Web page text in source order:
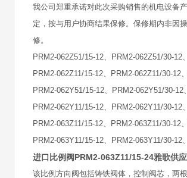
我公司郑重承诺对此次采购销售的机电设备
定，按与用户协商结果保修。保修期内非因
修。
PRM2-062Z51/15-12、PRM2-062Z51/30-
PRM2-062Z11/15-12、PRM2-062Z11/30-
PRM2-062Y51/15-12、PRM2-062Y51/30-
PRM2-062Y11/15-12、PRM2-062Y11/30-
PRM2-063Z11/15-12、PRM2-063Z11/30-
PRM2-063Y11/15-12、PRM2-063Y11/30-
进口比例阀PRM2-063Z11/15-24雅歌供应
该比例方向阀包括铸铁阀体，控制阀芯，两